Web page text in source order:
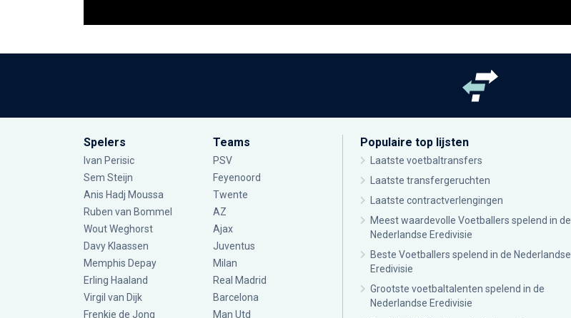
Spelers
Ivan Perisic
Sem Steijn
Anis Hadj Moussa
Ruben van Bommel
Wout Weghorst
Davy Klaassen
Memphis Depay
Erling Haaland
Virgil van Dijk
Frenkie de Jong
Teams
PSV
Feyenoord
Twente
AZ
Ajax
Juventus
Milan
Real Madrid
Barcelona
Man Utd
Populaire top lijsten
Laatste voetbaltransfers
Laatste transfergeruchten
Laatste contractverlengingen
Meest waardevolle Voetballers spelend in de
Nederlandse Eredivisie
Beste Voetballers spelend in de Nederlandse
Eredivisie
Grootste voetbaltalenten spelend in de
Nederlandse Eredivisie